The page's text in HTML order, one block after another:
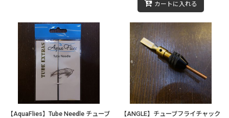
カートに入れる
【AquaFlies】Tube Needle チューブ
【ANGLE】チューブフライチャック